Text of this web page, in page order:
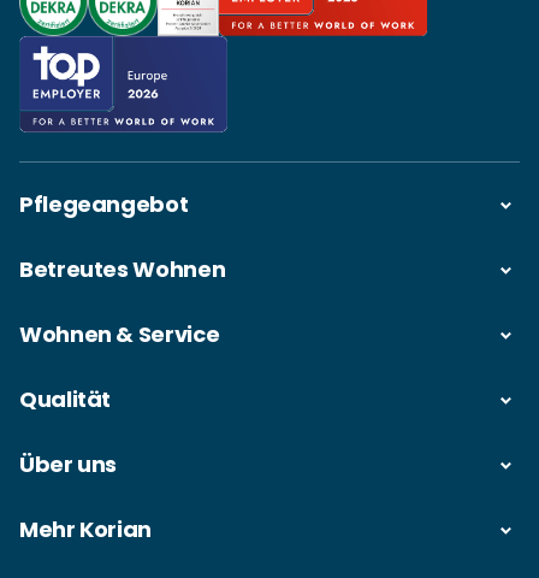
Pflegeangebot
Betreutes Wohnen
Wohnen & Service
Qualität
Über uns
Mehr Korian